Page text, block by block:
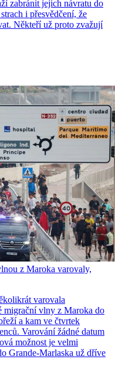
zabránit jejich návratu do
i přesvědčení, že
Někteří už proto zvažují
z Maroka varovaly,
varovala
migrační vlny z Maroka do
a kam ve čtvrtek
Varování žádné datum
možnost je velmi
Grande-Marlaska už dříve